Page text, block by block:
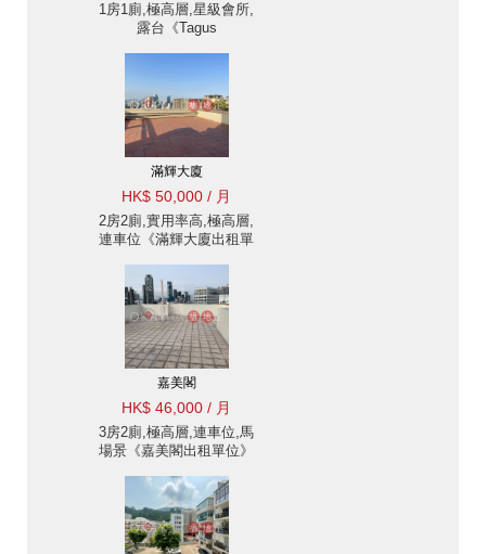
1房1廁,極高層,星級會所,
露台《Tagus
滿輝大廈
HK$ 50,000 / 月
2房2廁,實用率高,極高層,
連車位《滿輝大廈出租單
嘉美閣
HK$ 46,000 / 月
3房2廁,極高層,連車位,馬
場景《嘉美閣出租單位》